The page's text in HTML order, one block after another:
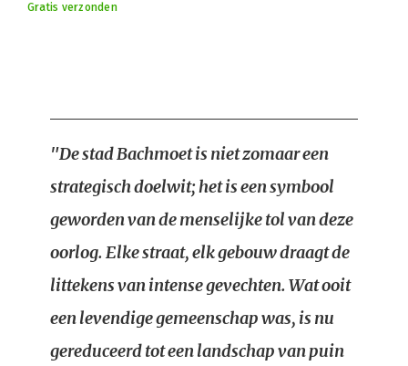
Gratis verzonden
"De stad Bachmoet is niet zomaar een
strategisch doelwit; het is een symbool
geworden van de menselijke tol van deze
oorlog. Elke straat, elk gebouw draagt de
littekens van intense gevechten. Wat ooit
een levendige gemeenschap was, is nu
gereduceerd tot een landschap van puin